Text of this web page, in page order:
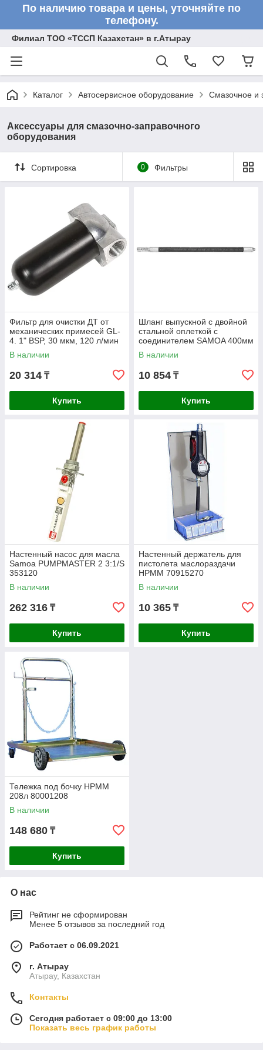
По наличию товара и цены, уточняйте по
телефону.
Филиал ТОО «ТССП Казахстан» в г.Атырау
Каталог Автосервисное оборудование Смазочное и
Аксессуары для смазочно-заправочного
оборудования
Сортировка 0 Фильтры
Фильтр для очистки ДТ от
механических примесей GL-
4. 1" BSP, 30 мкм, 120 л/мин
В наличии
20 314 ₸
Купить
Шланг выпускной с двойной
стальной оплеткой с
соединителем SAMOA 400мм
141040
В наличии
10 854 ₸
Купить
Настенный насос для масла
Samoa PUMPMASTER 2 3:1/S
353120
В наличии
262 316 ₸
Купить
Настенный держатель для
пистолета маслораздачи
HPMM 70915270
В наличии
10 365 ₸
Купить
Тележка под бочку HPMM
208л 80001208
В наличии
148 680 ₸
Купить
О нас
Рейтинг не сформирован
Менее 5 отзывов за последний год
Работает с 06.09.2021
г. Атырау
Атырау, Казахстан
Контакты
Сегодня работает с 09:00 до 13:00
Показать весь график работы